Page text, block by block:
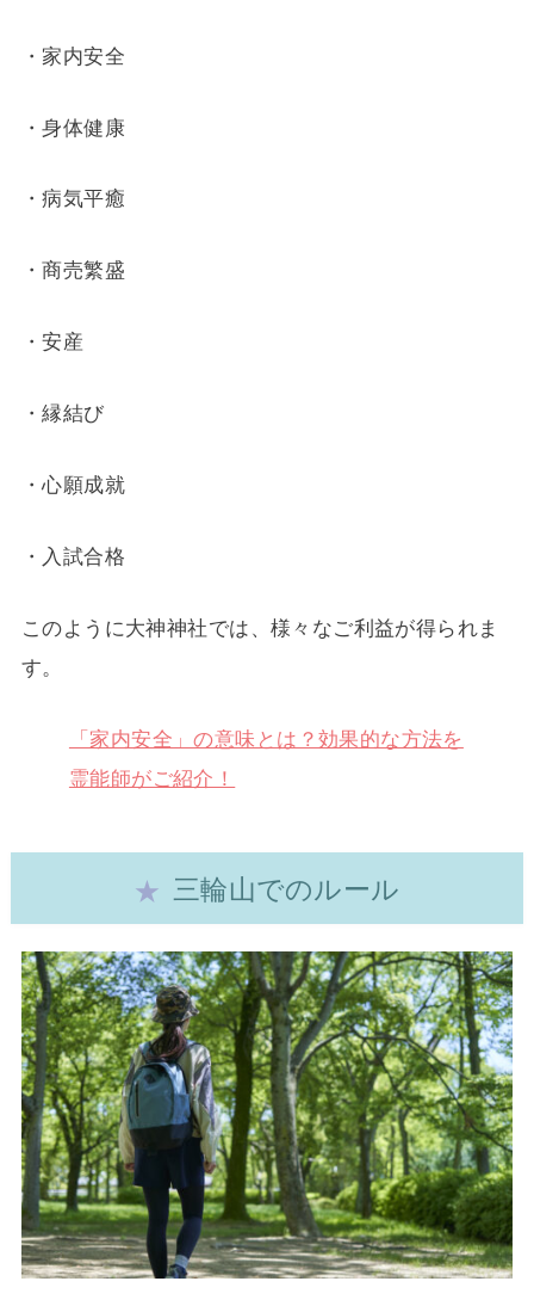
・家内安全
・身体健康
・病気平癒
・商売繁盛
・安産
・縁結び
・心願成就
・入試合格
このように大神神社では、様々なご利益が得られま
す。
「家内安全」の意味とは？効果的な方法を
霊能師がご紹介！
三輪山でのルール